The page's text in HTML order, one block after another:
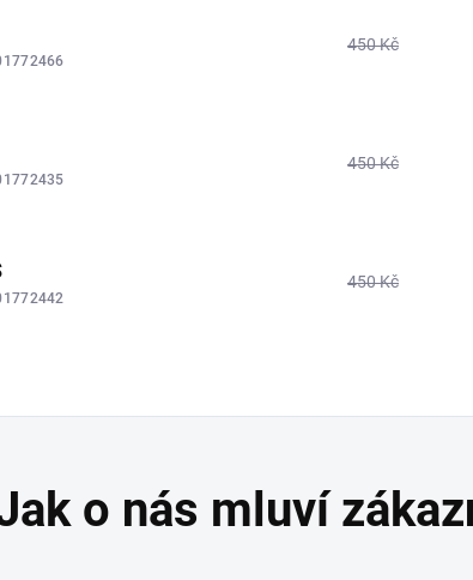
450 Kč
450 Kč
450 Kč